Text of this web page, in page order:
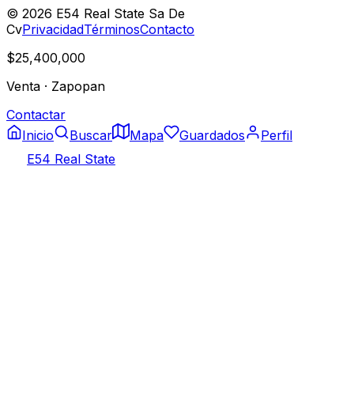
© 2026 E54 Real State Sa De
CvPrivacidadTérminosContacto
$25,400,000
Venta · Zapopan
Contactar
Inicio
Buscar Mapa Guardados
Perfil
E54 Real State